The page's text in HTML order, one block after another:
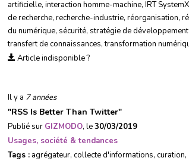
artificielle, interaction homme-machine, IRT SystemX
de recherche, recherche-industrie, réorganisation,
du numérique, sécurité, stratégie de développement,
transfert de connaissances,transformation
Article indisponible ?
Il y a 7 années
"RSS Is Better Than Twitter"
Publié sur GIZMODO, le30/03/2019
Usages, société & tendances
Tags : agrégateur, collecte d'informations, curation,